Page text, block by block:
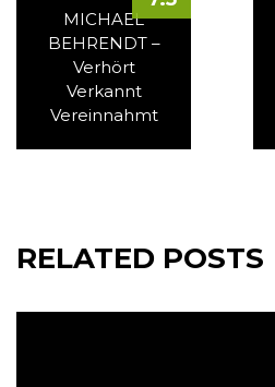
MICHAEL
BEHRENDT –
Verhört
Verkannt
Vereinnahmt
RELATED POSTS